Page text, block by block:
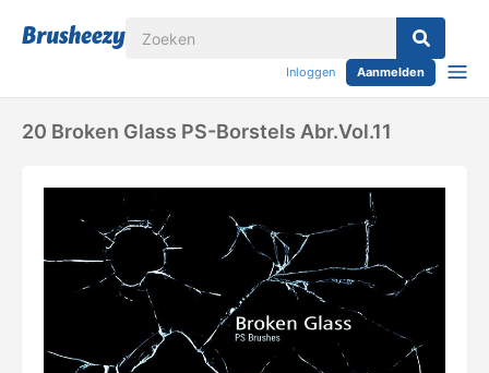
Inloggen Aanmelden
20 Broken Glass PS-Borstels Abr.vol.11